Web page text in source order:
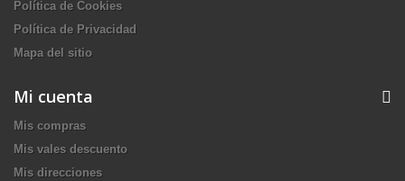
Política de Cookies
Política de Privacidad
Mapa del sitio
Mi cuenta
Mis compras
Mis vales descuento
Mis direcciones